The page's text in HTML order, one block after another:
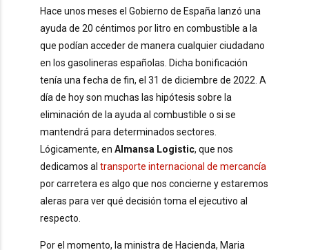
Hace unos meses el Gobierno de España lanzó una
ayuda de 20 céntimos por litro en combustible a la
que podían acceder de manera cualquier ciudadano
en los gasolineras españolas. Dicha bonificación
tenía una fecha de fin, el 31 de diciembre de 2022. A
día de hoy son muchas las hipótesis sobre la
eliminación de la ayuda al combustible o si se
mantendrá para determinados sectores.
Lógicamente, en Almansa Logistic, que nos
dedicamos al transporte internacional de mercancía
por carretera es algo que nos concierne y estaremos
aleras para ver qué decisión toma el ejecutivo al
respecto.
Por el momento, la ministra de Hacienda, Maria